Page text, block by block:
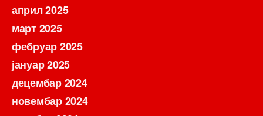
април 2025
март 2025
фебруар 2025
јануар 2025
децембар 2024
новембар 2024